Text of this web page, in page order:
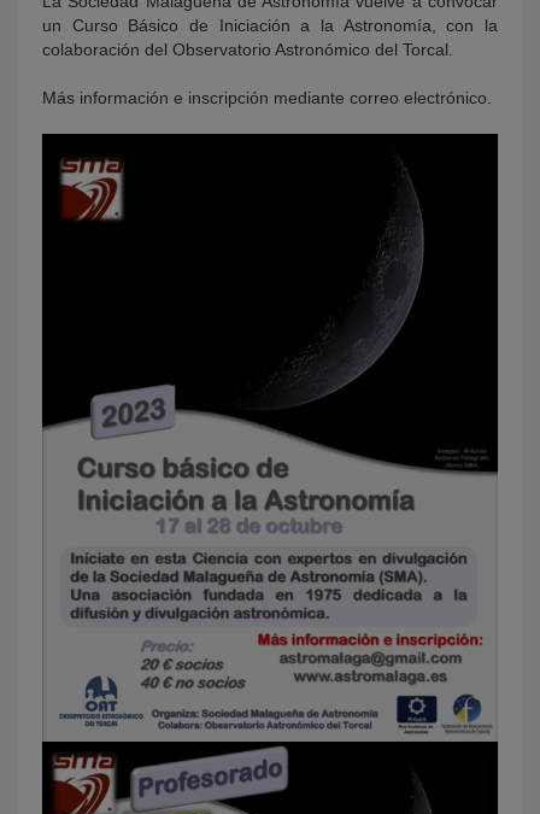
un Curso Básico de Iniciación a la Astronomía, con la
colaboración del Observatorio Astronómico del Torcal.
Más información e inscripción mediante correo electrónico.